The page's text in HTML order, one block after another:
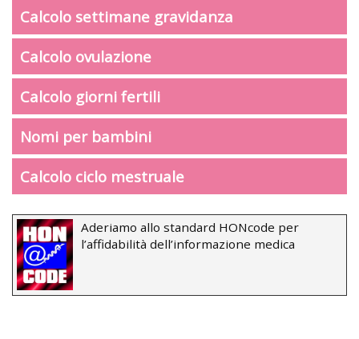
Calcolo settimane gravidanza
Calcolo ovulazione
Calcolo giorni fertili
Nomi per bambini
Calcolo ciclo mestruale
Aderiamo allo standard HONcode per
l’affidabilità dell’informazione medica